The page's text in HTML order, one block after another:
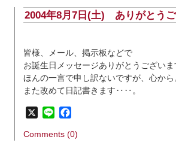
2004年8月7日(土) ありがとう
皆様、メール、掲示板などで
お誕生日メッセージありがとうございま
ほんの一言で申し訳ないですが、心から
また改めて日記書きます‥‥。
X Line
Comments (0)